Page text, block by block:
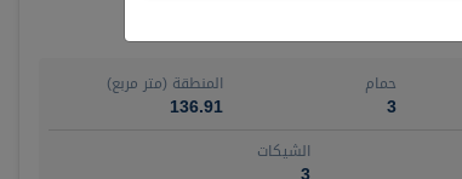
حمام
3
المنطقة (متر مربع)
136.91
الشيكات